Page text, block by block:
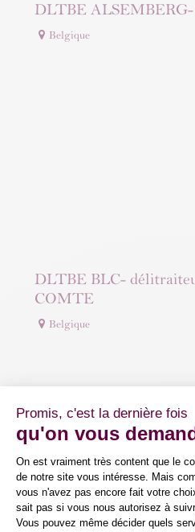
DLTBE
Belgique
DLTBE BLC-
COMTE
Belgique